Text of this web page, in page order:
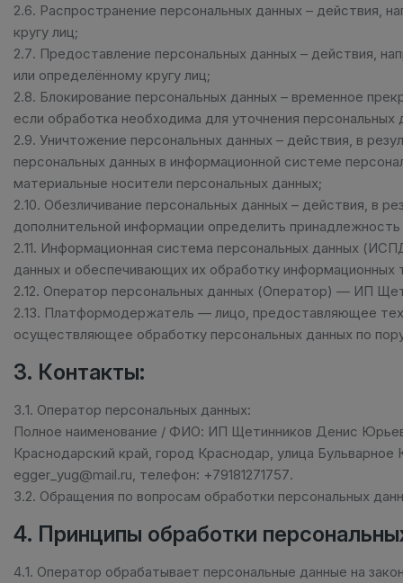
2.6. Распространение персональных данных – действия,
кругу лиц;
2.7. Предоставление персональных данных – действия,
или определённому кругу лиц;
2.8. Блокирование персональных данных – временное
если обработка необходима для уточнения персональных
2.9. Уничтожение персональных данных – действия, в
персональных данных в информационной системе
материальные носители персональных данных;
2.10. Обезличивание персональных данных – действия, в
дополнительной информации определить
2.11. Информационная система персональных данных
данных и обеспечивающих их обработку информационных
2.12. Оператор персональных данных (Оператор) — ИП
2.13. Платформодержатель — лицо, предоставляющее
осуществляющее обработку персональных данных по
3. Контакты:
3.1. Оператор персональных данных:
Полное наименование / ФИО: ИП Щетинников Денис
Краснодарский край, город Краснодар, улица
egger_yug@mail.ru, телефон: +79181271757.
3.2. Обращения по вопросам обработки персональных
4. Принципы обработки
4.1. Оператор обрабатывает персональные данные на